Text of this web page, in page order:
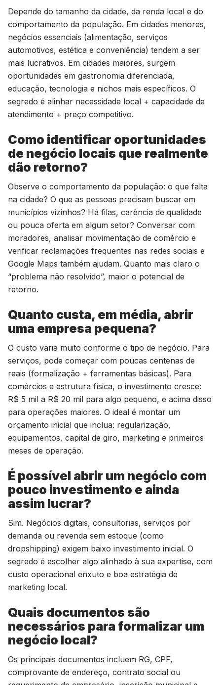
Depende do tamanho da cidade, da renda local e do
comportamento da população. Em cidades menores,
negócios essenciais (alimentação, serviços
automotivos, estética e conveniência) tendem a ser
mais lucrativos. Em cidades maiores, surgem
oportunidades em gastronomia diferenciada,
educação, tecnologia e nichos mais específicos. O
segredo é alinhar necessidade local + capacidade de
atendimento + preço competitivo.
Como identificar oportunidades
de negócio locais que realmente
dão retorno?
Observe o comportamento da população: o que falta
na cidade? O que as pessoas precisam buscar em
municípios vizinhos? Há filas, carência de qualidade
ou pouca oferta em algum setor? Conversar com
moradores, analisar movimentação de comércio e
verificar reclamações frequentes nas redes sociais e
Google Maps também ajudam. Quanto mais claro o
“problema não resolvido”, maior o potencial de
retorno.
Quanto custa, em média, abrir
uma empresa pequena?
O custo varia muito conforme o tipo de negócio. Para
serviços, pode começar com poucas centenas de
reais (formalização + ferramentas básicas). Para
comércios e estrutura física, o investimento cresce:
R$ 5 mil a R$ 20 mil para algo pequeno, e acima disso
para operações maiores. O ideal é montar um
orçamento inicial que inclua: regularização,
equipamentos, capital de giro, marketing e primeiros
meses de operação.
É possível abrir um negócio com
pouco investimento e ainda
assim lucrar?
Sim. Negócios digitais, consultorias, serviços por
demanda ou revenda sem estoque (como
dropshipping) exigem baixo investimento inicial. O
segredo é escolher algo alinhado à sua expertise, com
custo operacional enxuto e boa estratégia de
marketing local.
Quais documentos são
necessários para formalizar um
negócio local?
Os principais documentos incluem RG, CPF,
comprovante de endereço, contrato social ou